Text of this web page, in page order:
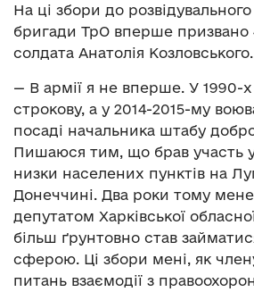
На ці збори до розвідувального
бригади ТрО вперше призвано
солдата Анатолія Козловського.
— В армії я не вперше. У 1990-
строкову, а у 2014-2015-му
посаді начальника штабу
Пишаюся тим, що брав участь у
низки населених пунктів на
Донеччині. Два роки тому
депутатом Харківської
більш ґрунтовно став
сферою. Ці збори мені, як
питань взаємодії з